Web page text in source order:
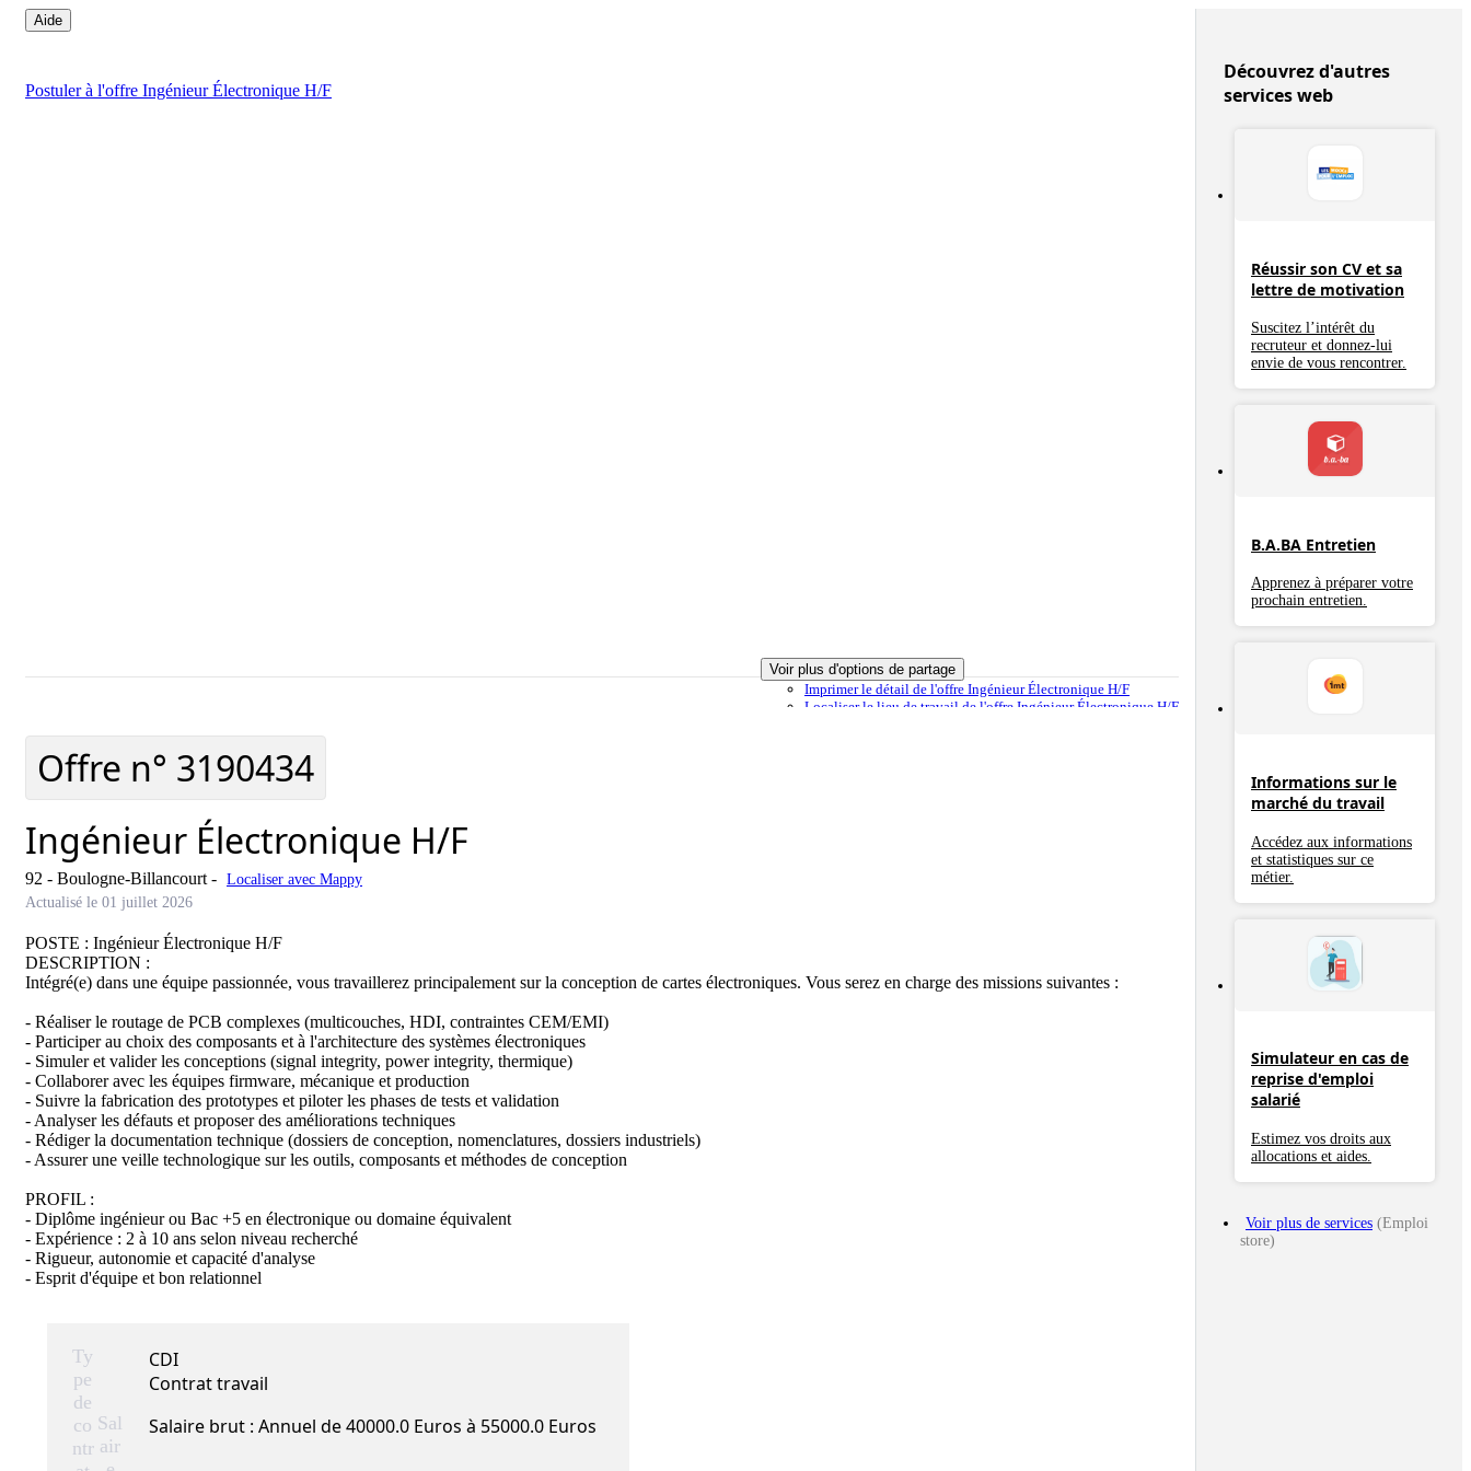
Aide
Postulerà l'offre Ingénieur Électronique H/F
Voir plus d'options de partage
Imprimerle détail de l'offre Ingénieur Électronique H/F
Localiserle lieu de travail de l'offre Ingénieur Électronique H/F
Offre n° 3190434
Ingénieur Électronique H/F
92 - Boulogne-Billancourt - Localiser avec Mappy
Actualisé le 01 juillet 2026
POSTE : Ingénieur Électronique H/F
DESCRIPTION :
Intégré(e) dans une équipe passionnée, vous travaillerez principalement sur la conception de cartes électroniques. Vous serez en charge des missions suivantes :
- Réaliser le routage de PCB complexes (multicouches, HDI, contraintes CEM/EMI)
- Participer au choix des composants et à l'architecture des systèmes électroniques
- Simuler et valider les conceptions (signal integrity, power integrity, thermique)
- Collaborer avec les équipes firmware, mécanique et production
- Suivre la fabrication des prototypes et piloter les phases de tests et validation
- Analyser les défauts et proposer des améliorations techniques
- Rédiger la documentation technique (dossiers de conception, nomenclatures, dossiers industriels)
- Assurer une veille technologique sur les outils, composants et méthodes de conception
PROFIL :
- Diplôme ingénieur ou Bac +5 en électronique ou domaine équivalent
- Expérience : 2 à 10 ans selon niveau recherché
- Rigueur, autonomie et capacité d'analyse
- Esprit d'équipe et bon relationnel
Ty
pe
de
co
ntr
CDI
Contrat travail
Sal
air
Salaire brut : Annuel de 40000.0 Euros à 55000.0 Euros
Découvrez d'autres
services web
Réussir son CV et sa
lettre de motivation
Suscitez l’intérêt du
recruteur et donnez-lui
envie de vous rencontrer.
B.A.BA Entretien
Apprenez à préparer votre
prochain entretien.
Informations sur le
marché du travail
Accédez aux informations
et statistiques sur ce
métier.
Simulateur en cas de
reprise d'emploi
salarié
Estimez vos droits aux
allocations et aides.
Voir plus de services (Emploi
store)